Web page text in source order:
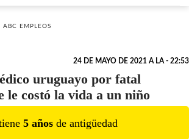
ABC EMPLEOS
24 DE MAYO DE 2021 A LA - 22:53
uruguayo por fatal
le costó la vida a un niño
5 años de antigüedad